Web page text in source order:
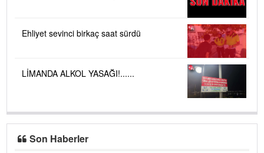
Ehliyet sevinci birkaç saat sürdü
LİMANDA ALKOL YASAĞI!......
Son Haberler